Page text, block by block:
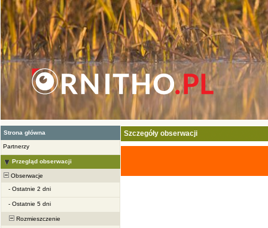
Strona główna
Partnerzy
Przegląd obserwacji
Obserwacje
- Ostatnie 2 dni
- Ostatnie 5 dni
Rozmieszczenie
Szczegóły obserwacji